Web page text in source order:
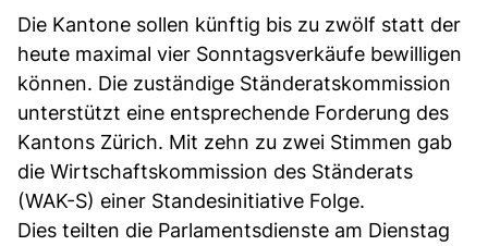
Die Kantone sollen künftig bis zu zwölf statt der
heute maximal vier Sonntagsverkäufe bewilligen
können. Die zuständige Ständeratskommission
unterstützt eine entsprechende Forderung des
Kantons Zürich. Mit zehn zu zwei Stimmen gab
die Wirtschaftskommission des Ständerats
(WAK-S) einer Standesinitiative Folge.
Dies teilten die Parlamentsdienste am Dienstag